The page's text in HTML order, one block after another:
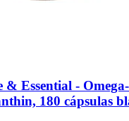
& Essential -​
180 cápsulas